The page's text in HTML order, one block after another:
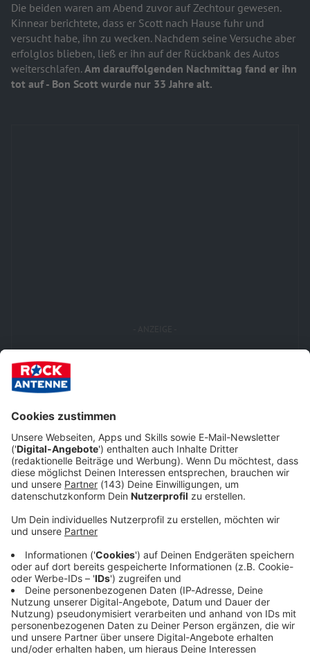
Die beiden waren am Abend zuvor auf Zechtour gewesen.
Kinnear berichtete, dass er Scott nach Hause fuhr und
versucht habe, ihn zu wecken. Nachdem seine Versuche aber
erfolglos blieben, ließ er ihn auf der Rückbank des Autos
weiterschlafen.Am darauffolgenden Nachmittag fand er ihn
tot auf - Bon Scott wurde nur 33 Jahre alt.
Noch im Februar wurde seine Leiche nach Australien
überführt.Am 1. März 1980 wurde Bon Scott im Kreise
seiner Familie und seiner Band-Kollegen beigesetzt.Noch
heute ist sein Grab und die Gedenk-Statue in Fremantle
Pilgerstätte für viele AC/DC-Fans.
Es ist tragisch, dass ein so großartiger Sänger so früh gehen